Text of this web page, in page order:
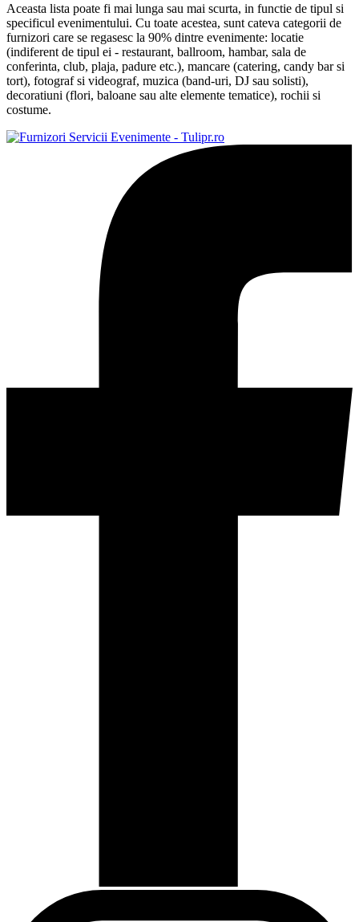
Aceasta lista poate fi mai lunga sau mai scurta, in functie de tipul si
specificul evenimentului. Cu toate acestea, sunt cateva categorii de
furnizori care se regasesc la 90% dintre evenimente: locatie
(indiferent de tipul ei - restaurant, ballroom, hambar, sala de
conferinta, club, plaja, padure etc.), mancare (catering, candy bar si
tort), fotograf si videograf, muzica (band-uri, DJ sau solisti),
decoratiuni (flori, baloane sau alte elemente tematice), rochii si
costume.